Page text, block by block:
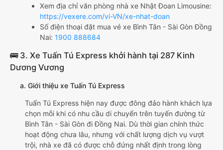
Xem địa chỉ văn phòng nhà xe Nhật Đoan Limousine:
https://vexere.com/vi-VN/xe-nhat-doan
Số điện thoại đặt mua vé xe Bình Tân - Sài Gòn Đồng
Nai: 1900 888684
🚌 3. Xe Tuấn Tú Express khởi hành tại 287 Kinh
Dương Vương
a. Giới thiệu xe Tuấn Tú Express
Tuấn Tú Express hiện nay được đông đảo hành khách lựa
chọn mỗi khi có nhu cầu di chuyển trên tuyến đường từ
Bình Tân - Sài Gòn đi Đồng Nai. Dù thời gian chính thức
hoạt động chưa lâu, nhưng với chất lượng dịch vụ vượt
trội, nhà xe đã có được chỗ đứng nhất định trong lòng